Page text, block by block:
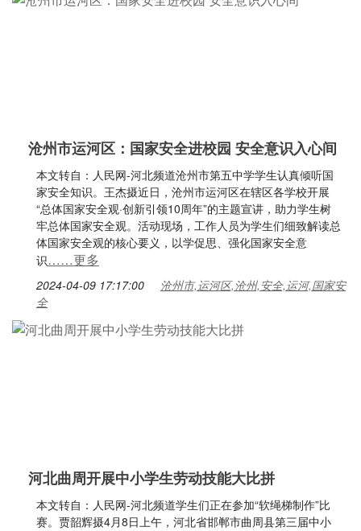
沧州市运河区：国家安全进校园 安全意识入心间
本文转自：人民网-河北频道沧州市第五中学学生认真倾听国
家安全知识。王杰摄近日，沧州市运河区在辖区各学校开展
“总体国家安全观·创新引领10周年”的主题宣讲，助力学生树
牢总体国家安全观。活动现场，工作人员为学生们细致解读总
体国家安全观的核心要义，以学促思、强化国家安全意
识……更多
2024-04-09 17:17:00
沧州市,运河区,沧州,安全,运河,国家安
全
河北曲周开展中小学生劳动技能大比拼
本文转自：人民网-河北频道学生们正在参加“软绳梯制作”比
赛。贾韶辉摄4月8日上午，河北省邯郸市曲周县第三届中小